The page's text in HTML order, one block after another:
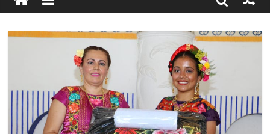
Alertan pescadores de Juchitán, Oaxaca de nuevo despojo de su
Pescadores y comuneros ikoots detienen la extracción ilegal de
material pétreo de gravera Oyamel